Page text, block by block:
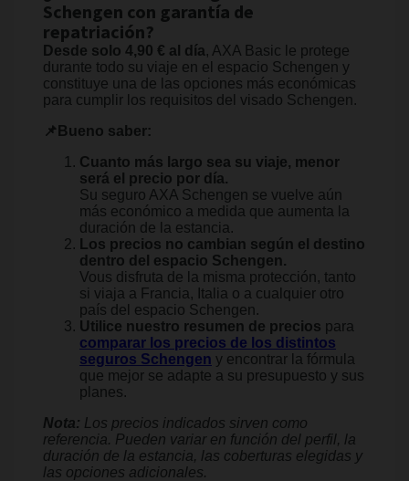
Schengen con garantía de
repatriación?
Desde solo 4,90 € al día, AXA Basic le protege
durante todo su viaje en el espacio Schengen y
constituye una de las opciones más económicas
para cumplir los requisitos del visado Schengen.
📌Bueno saber:
Cuanto más largo sea su viaje, menor
será el precio por día.
Su seguro AXA Schengen se vuelve aún
más económico a medida que aumenta la
duración de la estancia.
Los precios no cambian según el destino
dentro del espacio Schengen.
Vous disfruta de la misma protección, tanto
si viaja a Francia, Italia o a cualquier otro
país del espacio Schengen.
Utilice nuestro resumen de precios para
comparar los precios de los distintos
seguros Schengen y encontrar la fórmula
que mejor se adapte a su presupuesto y sus
planes.
Nota: Los precios indicados sirven como
referencia. Pueden variar en función del perfil, la
duración de la estancia, las coberturas elegidas y
las opciones adicionales.